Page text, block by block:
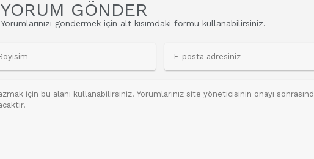
YORUM GÖNDER
Yorumlarınızı göndermek için alt kısımdaki formu kullanabilirsiniz.